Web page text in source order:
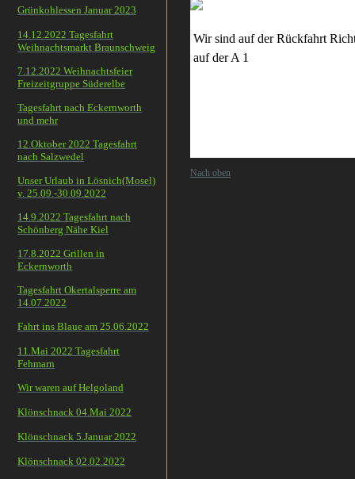
Grünkohlessen Januar 2023
14.12.2022 Tagesfahrt
Weihnachtsmarkt Braunschweig
7.12.2022 Weihnachtsfeier
Freizeitgruppe Süderelbe
Tagesfahrt nach Eckernworth
und mehr
12.Oktober 2022 Tagesfahrt
nach Salzwedel
Unser Urlaub in Lösnich(Mosel)
v. 25.09.-30.09.2022
14.9.2022 Tagesfahrt nach
Schönberg Nähe Kiel
17.8.2022 Grillen in
Eckernworth
Tagesfahrt Okertalsperre am
14.07.2022
Fahrt ins Blaue am 25.06.2022
11.Mai 2022 Tagesfahrt
Fehmarn
Wir waren auf Helgoland
Klönschnack 04.Mai 2022
Klönschnack 5.Januar 2022
Klönschnack 02.02.2022
Wir sind auf der Rückfahrt
auf der A 1
Nach oben